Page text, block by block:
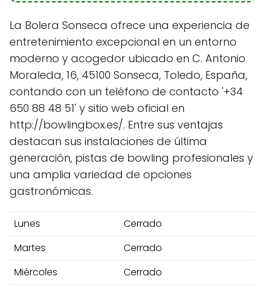
La Bolera Sonseca ofrece una experiencia de
entretenimiento excepcional en un entorno
moderno y acogedor ubicado en C. Antonio
Moraleda, 16, 45100 Sonseca, Toledo, España,
contando con un teléfono de contacto '+34
650 88 48 51' y sitio web oficial en
http://bowlingbox.es/. Entre sus ventajas
destacan sus instalaciones de última
generación, pistas de bowling profesionales y
una amplia variedad de opciones
gastronómicas.
Lunes
Cerrado
Martes
Cerrado
Miércoles
Cerrado